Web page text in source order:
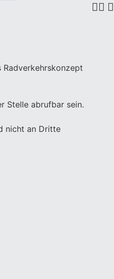
Radverkehrskonzept
Stelle abrufbar sein.
nicht an Dritte